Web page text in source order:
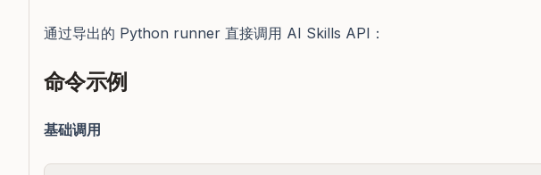
通过导出的 Python runner 直接调用 AI Skills API：
命令示例
基础调用